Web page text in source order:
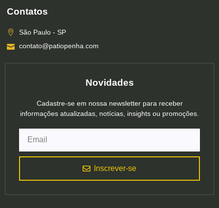
Contatos
São Paulo - SP
contato@patiopenha.com
Novidades
Cadastre-se em nossa newsletter para receber
informações atualizadas, notícias, insights ou promoções.
Inscrever-se